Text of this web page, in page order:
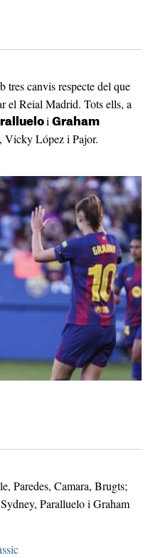
tres canvis respecte del que
el Reial Madrid. Tots ells, a
i Graham
Vicky López i Pajor.
Paredes, Camara, Brugts;
Paralluelo i Graham